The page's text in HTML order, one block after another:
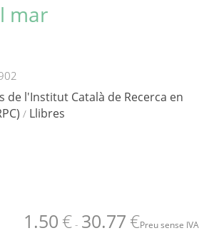
mar
de l'Institut Català de Recerca en
/ Llibres
1.50 € - 30.77 €Preu sense IVA